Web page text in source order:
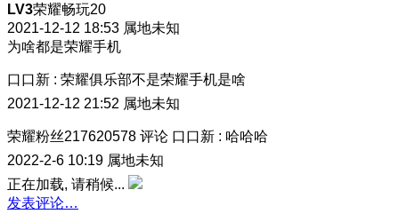
LV3荣耀畅玩20
2021-12-12 18:53 属地未知
为啥都是荣耀手机
口口新 : 荣耀俱乐部不是荣耀手机是啥
2021-12-12 21:52 属地未知
荣耀粉丝217620578 评论 口口新 : 哈哈哈
2022-2-6 10:19 属地未知
正在加载, 请稍候...
发表评论…